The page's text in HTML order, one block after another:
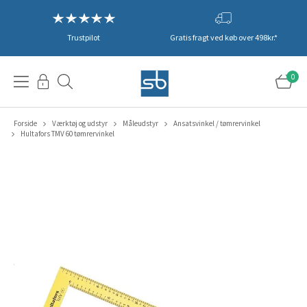
Trustpilot Gratis fragt ved køb over 498kr.*
0
Forside Værktøj og udstyr Måleudstyr
Ansatsvinkel / tømrervinkel
Hultafors TMV 60 tømrervinkel